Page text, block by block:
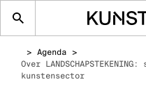
Agenda
Over
kunstensector